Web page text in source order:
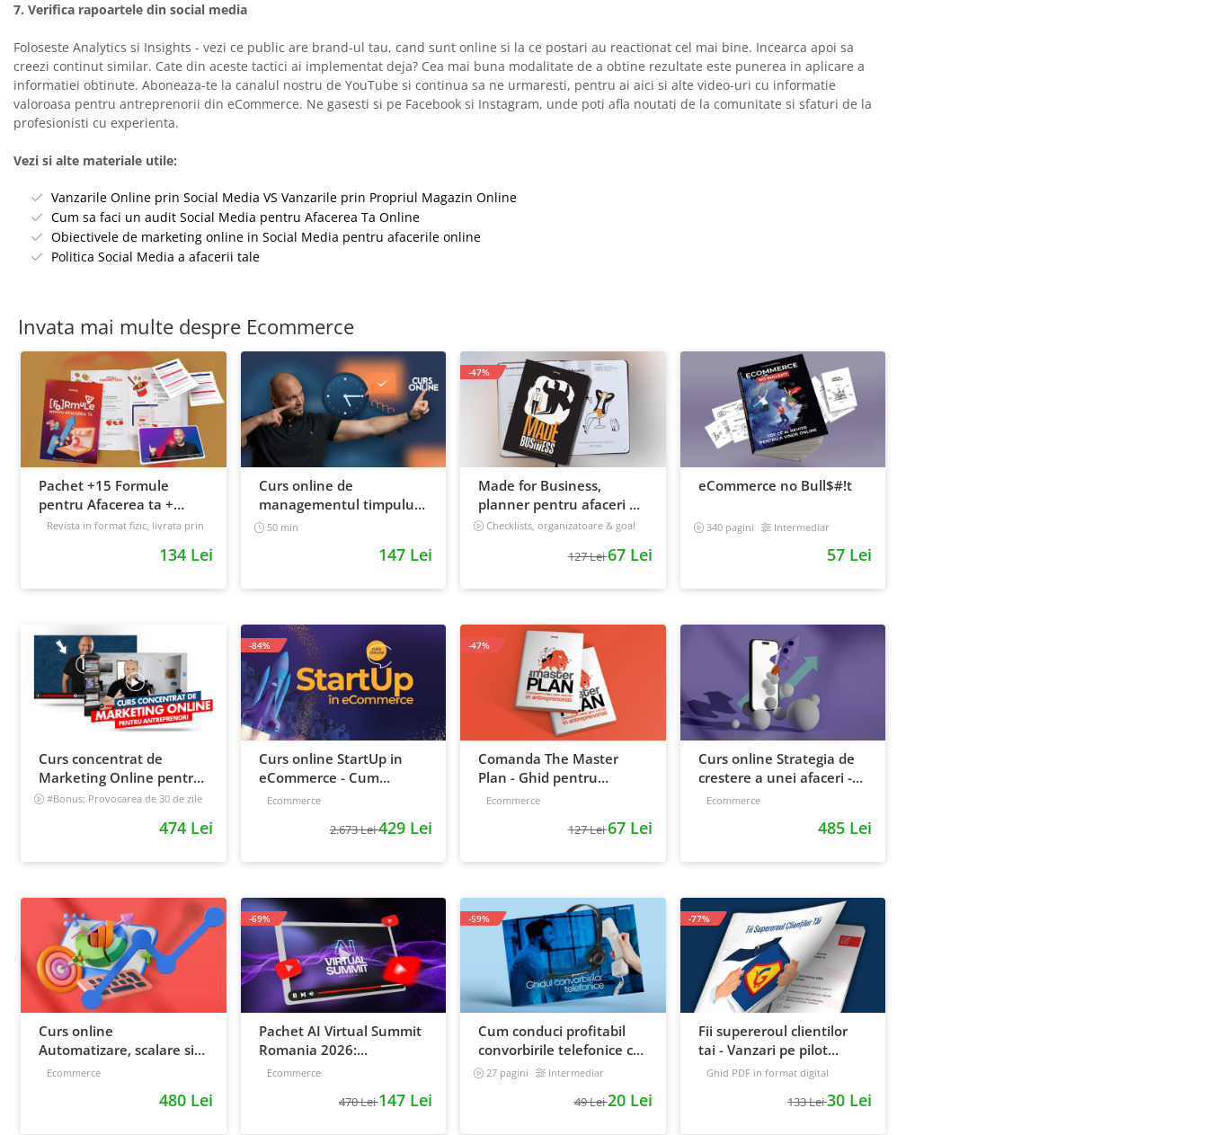
7. Verifica rapoartele din social media
Foloseste Analytics si Insights - vezi ce public are brand-ul tau, cand sunt online si la ce postari au reactionat cel mai bine. Incearca apoi sa
creezi continut similar. Cate din aceste tactici ai implementat deja? Cea mai buna modalitate de a obtine rezultate este punerea in aplicare a
informatiei obtinute. Aboneaza-te la canalul nostru de YouTube si continua sa ne urmaresti, pentru ai aici si alte video-uri cu informatie
valoroasa pentru antreprenorii din eCommerce. Ne gasesti si pe Facebook si Instagram, unde poti afla noutati de la comunitate si sfaturi de la
profesionisti cu experienta.
Vezi si alte materiale utile:
Vanzarile Online prin Social Media VS Vanzarile prin Propriul Magazin Online
Cum sa faci un audit Social Media pentru Afacerea Ta Online
Obiectivele de marketing online in Social Media pentru afacerile online
Politica Social Media a afacerii tale
Invata mai multe despre Ecommerce
Pachet +15 Formule
pentru Afacerea ta +
Prompt-uri dedicate +
Revista in format fizic, livrata prin
134 Lei
Curs online de
managementul timpului:
cum sa prioritizezi si sa iti
50 min
147 Lei
Made for Business,
planner pentru afaceri &
viata, nedatat, 240 pagini
Checklists, organizatoare & goal
127 Lei67 Lei
-47%
eCommerce no Bull$#!t
340 pagini Intermediar
57 Lei
Curs concentrat de
Marketing Online pentru
antreprenori
#Bonus: Provocarea de 30 de zile
474 Lei
Curs online StartUp in
eCommerce - Cum
deschizi un magazin
Ecommerce
2.673 Lei429 Lei
-84%
Comanda The Master
Plan - Ghid pentru
antreprenori, 138 pagini
Ecommerce
127 Lei67 Lei
-47%
Curs online Strategia de
crestere a unei afaceri -
de la idee, la retentie si
Ecommerce
485 Lei
Curs online
Automatizare, scalare si
loializare: ponturi pentru
Ecommerce
480 Lei
Pachet AI Virtual Summit
Romania 2026:
inregistrari + materiale
Ecommerce
470 Lei147 Lei
-69%
Cum conduci profitabil
convorbirile telefonice cu
clientii
27 pagini Intermediar
49 Lei20 Lei
-59%
Fii supereroul clientilor
tai - Vanzari pe pilot
automat
Ghid PDF in format digital
133 Lei30 Lei
-77%